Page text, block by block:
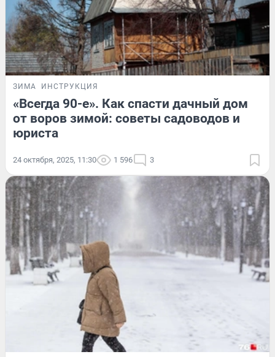
ЗИМА ИНСТРУКЦИЯ
«Всегда 90-е». Как спасти дачный дом
от воров зимой: советы садоводов и
юриста
24 октября, 2025, 11:30 1 596 3